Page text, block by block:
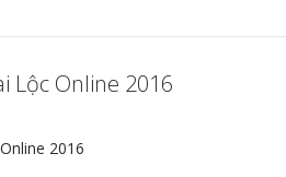
Lộc Online 2016
2016